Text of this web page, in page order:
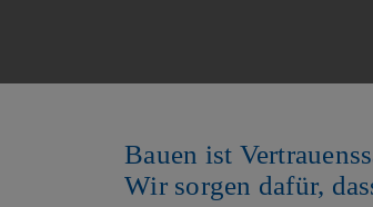
Bauen ist
Wir sorgen dafür,